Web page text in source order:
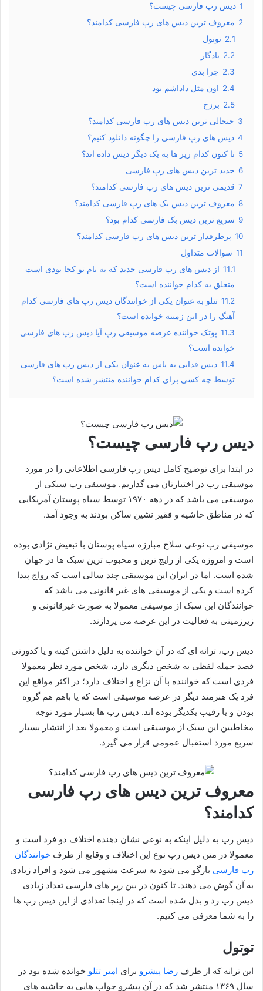
1 دیس رپ فارسی چیست؟
2 معروف ترین دیس های رپ فارسی کدامند؟
2.1 توتول
2.2 یادگار
2.3 چرا بدی
2.4 اون مثل داداشم بود
2.5 برزخ
3 جنجالی ترین دیس های رپ فارسی کدامند؟
4 دیس های رپ فارسی را چگونه دانلود کنیم؟
5 تا کنون کدام رپر ها به یک دیگر دیس داده اند؟
6 جدید ترین دیس های رپ فارسی
7 قدیمی ترین دیس های رپ فارسی کدامند؟
8 معروف ترین دیس بک های رپ فارسی کدامند؟
9 سریع ترین دیس بک فارسی کدام بود؟
10 پرطرفدار ترین دیس های رپ فارسی کدامند؟
11 سوالات متداول
11.1 از دیس های رپ فارسی جدید که به نام تو کجا بودی است
متعلق به کدام خواننده است؟
11.2 تتلو به عنوان یکی از خوانندگان دیس رپ های فارسی کدام
آهنگ را در این زمینه خوانده است؟
11.3 پوتک خواننده عرصه موسیقی رپ آیا دیس رپ های فارسی
خوانده است؟
11.4 دیس فدایی به یاس به عنوان یکی از دیس رپ های فارسی
توسط چه کسی برای کدام خواننده منتشر شده است؟
دیس رپ فارسی چیست؟
در ابتدا برای توضیح کامل دیس رپ فارسی اطلاعاتی را در مورد
موسیقی رپ در اختیارتان می گذاریم. موسیقی رپ سبکی از
موسیقی می باشد که در دهه ۱۹۷۰ توسط سیاه پوستان آمریکایی
که در مناطق حاشیه و فقیر نشین ساکن بودند به وجود آمد.
موسیقی رپ نوعی سلاح مبارزه سیاه پوستان با تبعیض نژادی بوده
است و امروزه یکی از رایج ترین و محبوب ترین سبک ها در جهان
شده است. اما در ایران این موسیقی چند سالی است که رواج پیدا
کرده است و یکی از موسیقی های غیر قانونی می باشد که
خوانندگان این سبک از موسیقی معمولا به صورت غیرقانونی و
زیرزمینی به فعالیت در این عرصه می پردازند.
دیس رپ، ترانه ای که در آن خواننده به دلیل داشتن کینه و یا کدورتی
قصد حمله لفظی به شخص دیگری دارد، شخص مورد نظر معمولا
فردی است که خواننده با آن نزاع و اختلاف دارد؛ در اکثر مواقع این
فرد یک هنرمند دیگر در عرصه موسیقی است که یا باهم هم گروه
بودن و یا رقیب یکدیگر بوده اند. دیس رپ ها بسیار مورد توجه
مخاطبین این سبک از موسیقی است و معمولا بعد از انتشار بسیار
سریع مورد استقبال عمومی قرار می گیرد.
معروف ترین دیس های رپ فارسی
کدامند؟
دیس رپ به دلیل اینکه به نوعی نشان دهنده اختلاف دو فرد است و
معمولا در متن دیس رپ نوع این اختلاف و وقایع از طرف خوانندگان
رپ فارسی بازگو می شود به سرعت مشهور می شود و افراد زیادی
به آن گوش می دهند. تا کنون در بین رپر های فارسی تعداد زیادی
دیس رپ رد و بدل شده است که در اینجا تعدادی از این دیس رپ ها
را به شما معرفی می کنیم.
توتول
این ترانه که از طرف رضا پیشرو برای امیر تتلو خوانده شده بود در
سال ۱۳۶۹ منتشر شد که در آن پیشرو جواب هایی به حاشیه های